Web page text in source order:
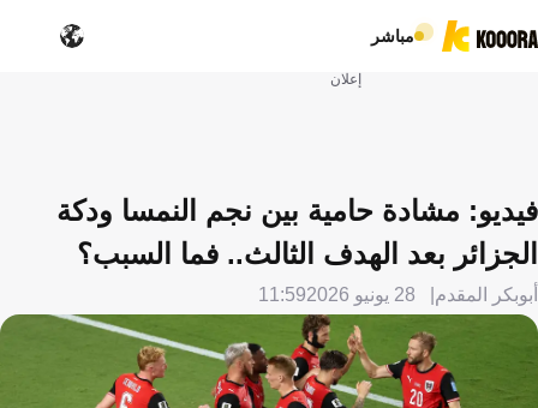
مباشر
إعلان
فيديو: مشادة حامية بين نجم النمسا ودكة
الجزائر بعد الهدف الثالث.. فما السبب؟
أبوبكر المقدم 28 يونيو 2026 11:59